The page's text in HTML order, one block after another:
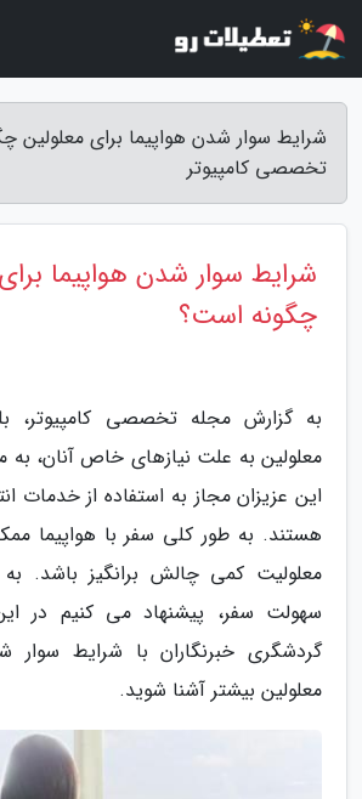
شرایط سوار شدن هواپیما برای
تخصصی کامپیوتر
شرایط سوار شدن هواپیما
چگونه است؟
به گزارش مجله تخصصی کامپیوتر،
معلولین به علت نیازهای خاص آنان،
این عزیزان مجاز به استفاده از خدمات
هستند. به طور کلی سفر با هواپیما
معلولیت کمی چالش برانگیز باشد.
سهولت سفر، پیشنهاد می کنیم در
گردشگری خبرنگاران با شرایط سوار
معلولین بیشتر آشنا شوید.